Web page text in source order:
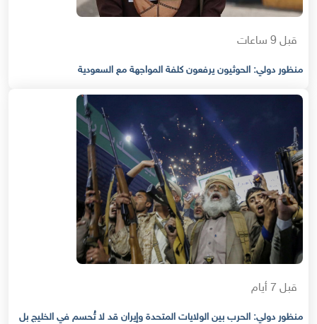
قبل 9 ساعات
منظور دولي: الحوثيون يرفعون كلفة المواجهة مع السعودية
قبل 7 أيام
منظور دولي: الحرب بين الولايات المتحدة وإيران قد لا تُحسم في الخليج بل